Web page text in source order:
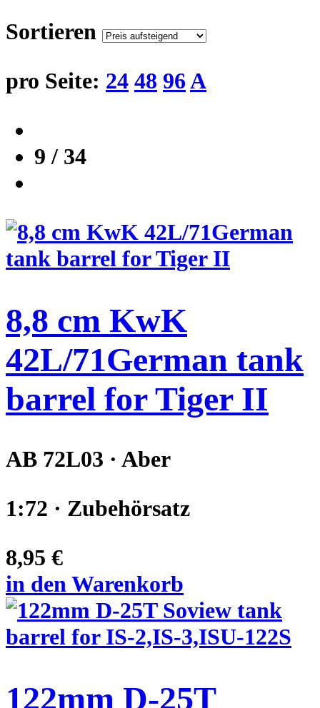
Sortieren
pro Seite: 24 48 96A
9 / 34
8,8 cm KwK
42L/71German tank
barrel for Tiger II
AB 72L03 · Aber
1:72 · Zubehörsatz
8,95 €
in den Warenkorb
122mm D-25T